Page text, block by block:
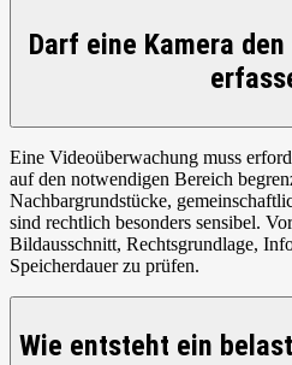
Darf eine Kamera
Eine Videoüberwachung muss
auf den notwendigen Bereich
Nachbargrundstücke,
sind rechtlich besonders sensibel.
Bildausschnitt, Rechtsgrundlage,
Speicherdauer zu prüfen.
Wie entsteht ein